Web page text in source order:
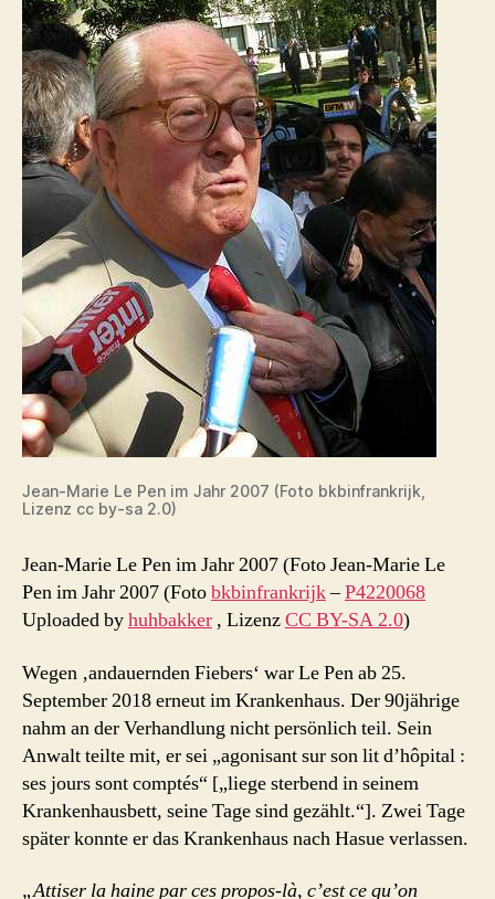
Jean-Marie Le Pen im Jahr 2007 (Foto bkbinfrankrijk,
Lizenz cc by-sa 2.0)
Jean-Marie Le Pen im Jahr 2007 (Foto Jean-Marie Le
Pen im Jahr 2007 (Fotobkbinfrankrijk–P4220068
Uploaded byhuhbakker , LizenzCC BY-SA 2.0)
Wegen ‚andauernden Fiebers‘ war Le Pen ab 25.
September 2018 erneut im Krankenhaus. Der 90jährige
nahm an der Verhandlung nicht persönlich teil. Sein
Anwalt teilte mit, er sei „agonisant sur son lit d’hôpital :
ses jours sont comptés“ [„liege sterbend in seinem
Krankenhausbett, seine Tage sind gezählt.“]. Zwei Tage
später konnte er das Krankenhaus nach Hasue verlassen.
„Attiser la haine par ces propos-là, c’est ce qu’on